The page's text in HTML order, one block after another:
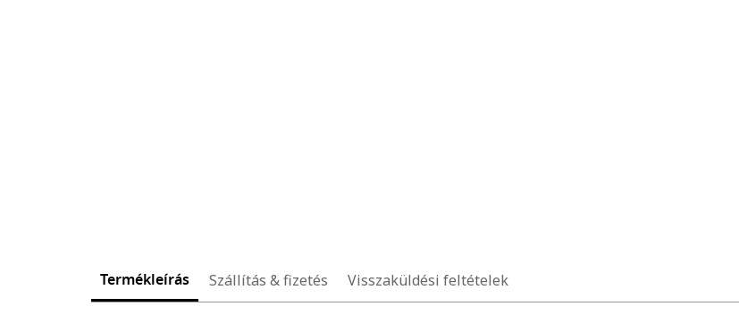
Termékleírás Szállítás & fizetés Visszaküldési feltételek